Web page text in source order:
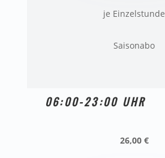
je Einzelstunde
Saisonabo
06:00-23:00 UHR
26,00 €